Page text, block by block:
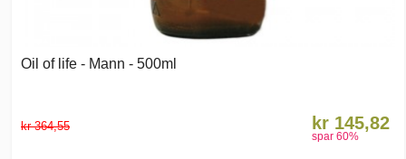
Oil of life - Mann - 500ml
kr 364,55 kr 145,82
spar 60%